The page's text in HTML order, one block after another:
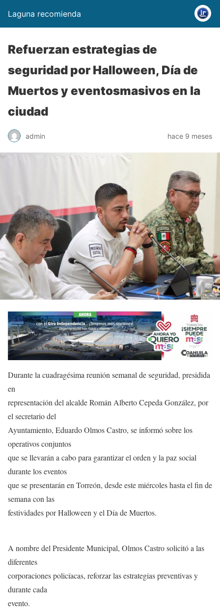
Laguna recomienda
Refuerzan estrategias de
seguridad por Halloween, Día de
Muertos y eventosmasivos en la
ciudad
admin hace 9 meses
Durante la cuadragésima reunión semanal de seguridad, presidida
en
representación del alcalde Román Alberto Cepeda González, por
el secretario del
Ayuntamiento, Eduardo Olmos Castro, se informó sobre los
operativos conjuntos
que se llevarán a cabo para garantizar el orden y la paz social
durante los eventos
que se presentarán en Torreón, desde este miércoles hasta el fin de
semana con las
festividades por Halloween y el Día de Muertos.
A nombre del Presidente Municipal, Olmos Castro solicitó a las
diferentes
corporaciones policíacas, reforzar las estrategias preventivas y
durante cada
evento.